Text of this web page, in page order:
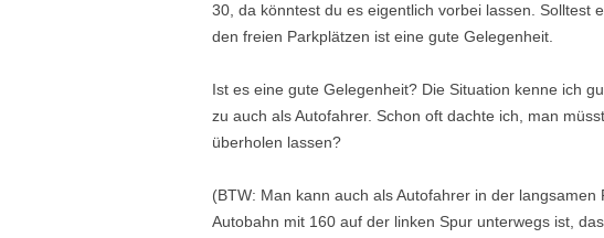
30, da könntest du es eigentlich vorbei lassen. Solltest
den freien Parkplätzen ist eine gute Gelegenheit.
Ist es eine gute Gelegenheit? Die Situation kenne ich
zu auch als Autofahrer. Schon oft dachte ich, man
überholen lassen?
(BTW: Man kann auch als Autofahrer in der
Autobahn mit 160 auf der linken Spur unterwegs ist,